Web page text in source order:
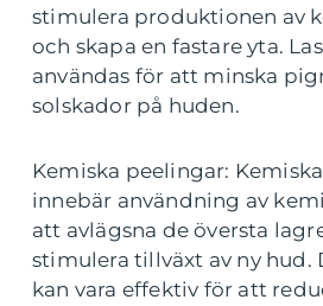
stimulera produktionen av
och skapa en fastare yta.
användas för att minska
solskador på huden.
Kemiska peelingar:
innebär användning av
att avlägsna de översta
stimulera tillväxt av ny hud.
kan vara effektiv för att